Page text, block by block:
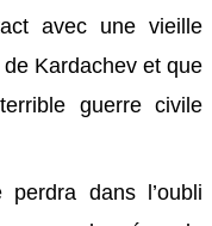
avec une vieille
Kardachev et que
guerre civile
dans l’oubli